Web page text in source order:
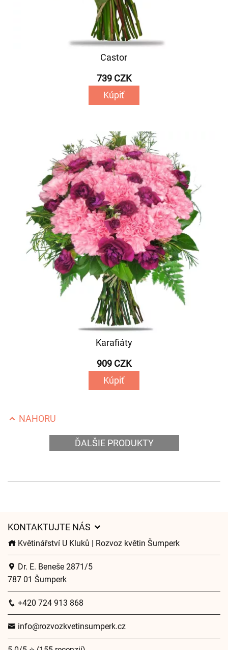
Castor
739 CZK
Kúpiť
Karafiáty
909 CZK
Kúpiť
NAHORU
ĎALŠIE PRODUKTY
KONTAKTUJTE NÁS
Květinářství U Kluků | Rozvoz květin Šumperk
Dr. E. Beneše 2871/5
787 01 Šumperk
+420 724 913 868
info@rozvozkvetinsumperk.cz